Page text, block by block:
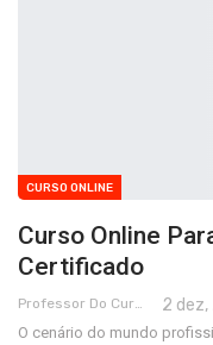
CURSO ONLINE
Curso Online
Certificado
2 dez,
O cenário do mundo